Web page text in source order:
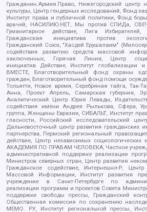
Гражданин.Армия.Право, Нижегородский центр
культуры, Центр гендерных исследований, Фонд
Институт права и публичной политики, Фонд
врачей, НАСИЛИЮ.НЕТ, Мы против СПИДа,
Гуманитарное действие, Лига Избирателей,
Гражданская инициатива против
Гражданский Союз, "Хасдей Ерушалаим"
содействия развитию средств массовой
заключенных, Горячая Линия, Центр
инициатив Действие, Институт глобализации
ВМЕСТЕ, Благотворительный фонд охраны
граждан, Благотворительный фонд помощи
Тольятти, Новое время, Серебряная тайга, Так-
Анна, Проект Апрель, Самарская губерния,
Аналитический Центр Юрия Левады,
содействия имени Андрея Рылькова, Сфера,
группа, Женщины Евразии, СИБАЛЬТ, Институт
гласности, Российский исследовательский
Дальневосточный центр развития гражданских
партнерства, Пермский региональный
действие, Центр независимых социологических
АКАДЕМИЯ ПО ПРАВАМ ЧЕЛОВЕКА, Частное
административной поддержке реализации
Министров северных стран, Центр развития
Гражданское содействие, Интернешнл-Р,
Массовой Информации, Институт развития
учреждение в Санкт-Петербурге по
реализации программ и проектов Совета
поддержки свободы прессы, Гражданский
Общественная комиссия по сохранению
МЕМО. РУ, Институт региональной прессы,